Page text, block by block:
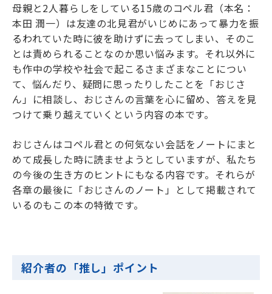
母親と2人暮らしをしている15歳のコペル君（本名：
本田 潤一）は友達の北見君がいじめにあって暴力を振
るわれていた時に彼を助けずに去ってしまい、そのこ
とは責められることなのか思い悩みます。それ以外に
も作中の学校や社会で起こるさまざまなことについ
て、悩んだり、疑問に思ったりしたことを「おじさ
ん」に相談し、おじさんの言葉を心に留め、答えを見
つけて乗り越えていくという内容の本です。
おじさんはコペル君との何気ない会話をノートにまと
めて成長した時に読ませようとしていますが、私たち
の今後の生き方のヒントにもなる内容です。それらが
各章の最後に「おじさんのノート」として掲載されて
いるのもこの本の特徴です。
紹介者の「推し」ポイント